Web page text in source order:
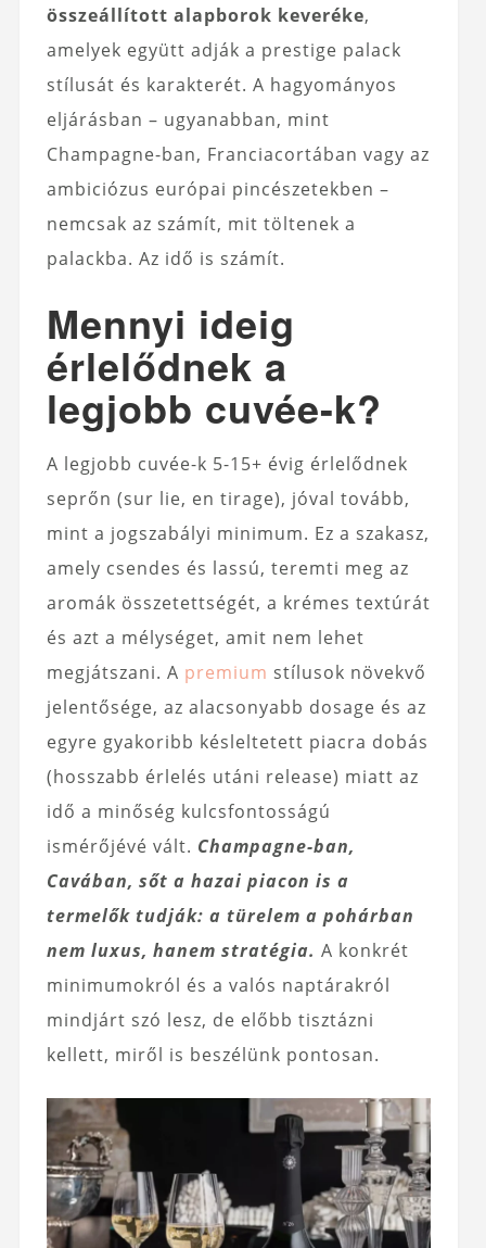
összeállított alapborok keveréke,
amelyek együtt adják a prestige palack
stílusát és karakterét. A hagyományos
eljárásban – ugyanabban, mint
Champagne-ban, Franciacortában vagy az
ambiciózus európai pincészetekben –
nemcsak az számít, mit töltenek a
palackba. Az idő is számít.
Mennyi ideig
érlelődnek a
legjobb cuvée-k?
A legjobb cuvée-k 5-15+ évig érlelődnek
seprőn (sur lie, en tirage), jóval tovább,
mint a jogszabályi minimum. Ez a szakasz,
amely csendes és lassú, teremti meg az
aromák összetettségét, a krémes textúrát
és azt a mélységet, amit nem lehet
megjátszani. A premium stílusok növekvő
jelentősége, az alacsonyabb dosage és az
egyre gyakoribb késleltetett piacra dobás
(hosszabb érlelés utáni release) miatt az
idő a minőség kulcsfontosságú
ismérőjévé vált. Champagne-ban,
Cavában, sőt a hazai piacon is a
termelők tudják: a türelem a pohárban
nem luxus, hanem stratégia. A konkrét
minimumokról és a valós naptárakról
mindjárt szó lesz, de előbb tisztázni
kellett, miről is beszélünk pontosan.